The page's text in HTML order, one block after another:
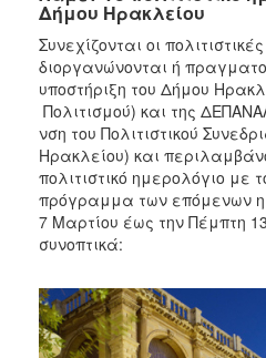
2022
2021
2020
2019
2018
2017
2016
2015
2012
2011
Δήμου Ηρακλείου
Συνεχίζονται οι
διοργανώνονται ή
υποστήριξη του Δήμου
Πολιτισμού) και της
νση του Πολιτιστικού
Ηρακλείου) και
πολιτιστικό ημερολόγιο με
πρόγραμμα των επόμενων
7 Μαρτίου έως την Πέμπτη
συνοπτικά: